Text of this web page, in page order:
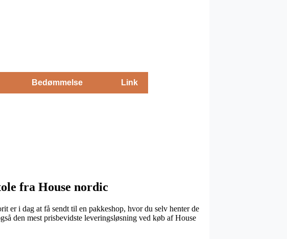
Bedømmelse Link
fra House nordic
er i dag at få sendt til en pakkeshop, hvor du selv henter de
den mest prisbevidste leveringsløsning ved køb af House